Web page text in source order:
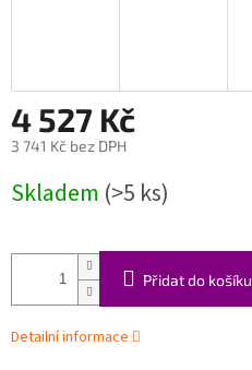
4 527 Kč
3 741 Kč bez DPH
cena:
Skladem (>5 ks)
Přidat do košíku
Detailní informace